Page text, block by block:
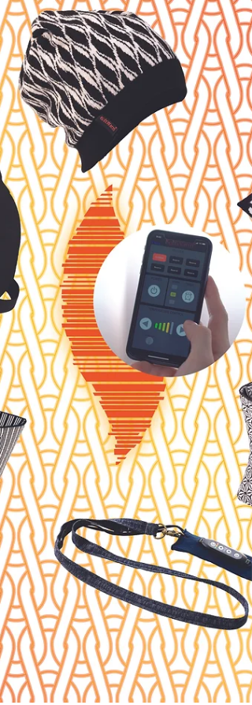
計大獎 - 特別獎
KnitWarm CrossOver Scarf 榮獲2023年度德國
計大獎 - 卓越産品設計組生活與時尚類別的特
獎 你可於公眾之選支持「織暖小頸巾」
https://bit.ly/3uRYzZj 「織暖小頸巾」成功突破
術上的限制，能與天然纖維交織成電子化紡織
品，提升...